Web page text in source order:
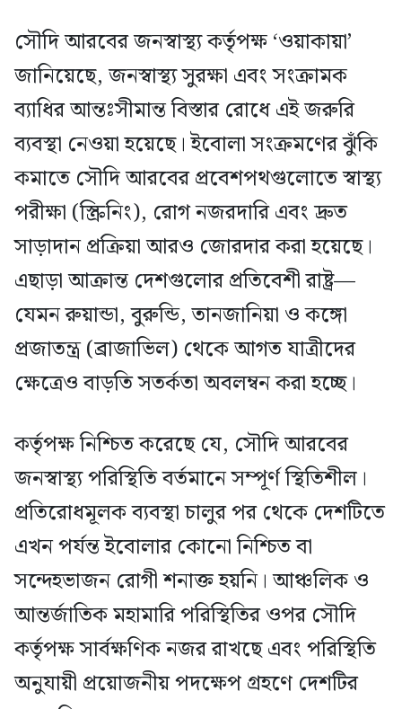
সৌদি আরবের জনস্বাস্থ্য কর্তৃপক্ষ ‘ওয়াকায়া’
জানিয়েছে, জনস্বাস্থ্য সুরক্ষা এবং সংক্রামক
ব্যাধির আন্তঃসীমান্ত বিস্তার রোধে এই জরুরি
ব্যবস্থা নেওয়া হয়েছে। ইবোলা সংক্রমণের ঝুঁকি
কমাতে সৌদি আরবের প্রবেশপথগুলোতে স্বাস্থ্য
পরীক্ষা (স্ক্রিনিং), রোগ নজরদারি এবং দ্রুত
সাড়াদান প্রক্রিয়া আরও জোরদার করা হয়েছে।
এছাড়া আক্রান্ত দেশগুলোর প্রতিবেশী রাষ্ট্র—
যেমন রুয়ান্ডা, বুরুন্ডি, তানজানিয়া ও কঙ্গো
প্রজাতন্ত্র (ব্রাজাভিল) থেকে আগত যাত্রীদের
ক্ষেত্রেও বাড়তি সতর্কতা অবলম্বন করা হচ্ছে।
কর্তৃপক্ষ নিশ্চিত করেছে যে, সৌদি আরবের
জনস্বাস্থ্য পরিস্থিতি বর্তমানে সম্পূর্ণ স্থিতিশীল।
প্রতিরোধমূলক ব্যবস্থা চালুর পর থেকে দেশটিতে
এখন পর্যন্ত ইবোলার কোনো নিশ্চিত বা
সন্দেহভাজন রোগী শনাক্ত হয়নি। আঞ্চলিক ও
আন্তর্জাতিক মহামারি পরিস্থিতির ওপর সৌদি
কর্তৃপক্ষ সার্বক্ষণিক নজর রাখছে এবং পরিস্থিতি
অনুযায়ী প্রয়োজনীয় পদক্ষেপ গ্রহণে দেশটির